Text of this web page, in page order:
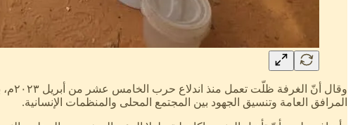
المرافق العامة وتنسيق الجهود بين المجتمع المحلى والمنظمات الإنسانية.